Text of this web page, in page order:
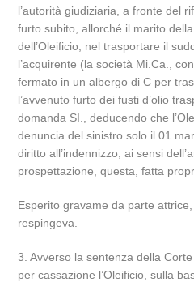
l’autorità giudiziaria, a fronte del
furto subito, allorché il marito
dell’Oleificio, nel trasportare il
l’acquirente (la società Mi.Ca.,
fermato in un albergo di C per
l’avvenuto furto dei fusti d’olio
domanda SI., deducendo che
denuncia del sinistro solo il 01
diritto all’indennizzo, ai sensi
prospettazione, questa, fatta
Esperito gravame da parte attrice,
respingeva.
3. Avverso la sentenza della
per cassazione l’Oleificio, sulla